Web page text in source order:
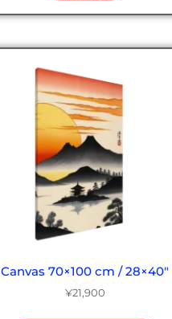
Canvas 70×100 cm / 28×40″
¥21,900